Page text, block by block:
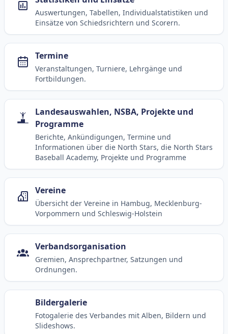
Auswertungen, Tabellen, Individualstatistiken und
Einsätze von Schiedsrichtern und Scorern.
Termine
Veranstaltungen, Turniere, Lehrgänge und
Fortbildungen.
Landesauswahlen, NSBA, Projekte und
Programme
Berichte, Ankündigungen, Termine und
Informationen über die North Stars, die North Stars
Baseball Academy, Projekte und Programme
Vereine
Übersicht der Vereine in Hambug, Mecklenburg-
Vorpommern und Schleswig-Holstein
Verbandsorganisation
Gremien, Ansprechpartner, Satzungen und
Ordnungen.
Bildergalerie
Fotogalerie des Verbandes mit Alben, Bildern und
Slideshows.